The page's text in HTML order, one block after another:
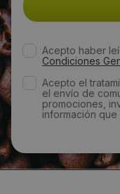
Acepto haber
Condiciones
Acepto el
el envío de
promociones,
información